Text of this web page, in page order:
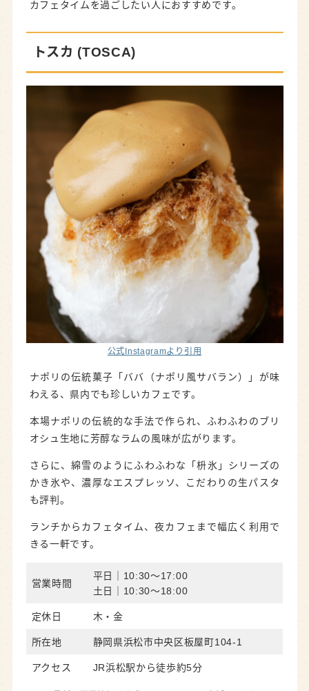
カフェタイムを過ごしたい人におすすめです。
トスカ (TOSCA)
公式Instagramより引用
ナポリの伝統菓子「ババ（ナポリ風サバラン）」が味
わえる、県内でも珍しいカフェです。
本場ナポリの伝統的な手法で作られ、ふわふわのブリ
オシュ生地に芳醇なラムの風味が広がります。
さらに、綿雪のようにふわふわな「枡氷」シリーズの
かき氷や、濃厚なエスプレッソ、こだわりの生パスタ
も評判。
ランチからカフェタイム、夜カフェまで幅広く利用で
きる一軒です。
営業時間
平日｜10:30～17:00
土日｜10:30～18:00
定休日 木・金
所在地 静岡県浜松市中央区板屋町104-1
アクセス JR浜松駅から徒歩約5分